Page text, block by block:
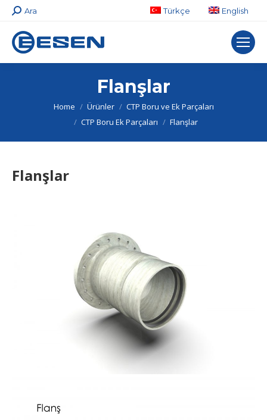
Search:
Ara Türkçe English
Flanşlar
You are here:
Home Ürünler
CTP Boru ve Ek Parçaları
CTP Boru Ek Parçaları
Flanşlar
Flanşlar